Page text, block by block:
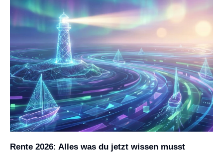
Rente 2026: Alles was du jetzt wissen musst